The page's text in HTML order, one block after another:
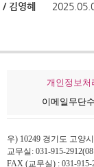
/ 김영혜
개인정보처
이메일무단
우) 10249 경기도 고양
교무실: 031-915-
FAX (교무실) : 031-